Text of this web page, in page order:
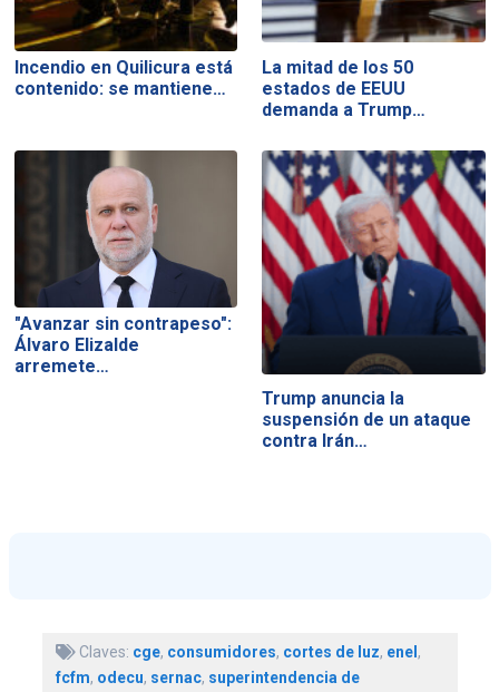
Incendio en Quilicura está
contenido: se mantiene…
La mitad de los 50
estados de EEUU
demanda a Trump…
"Avanzar sin contrapeso":
Álvaro Elizalde
arremete…
Trump anuncia la
suspensión de un ataque
contra Irán…
Claves: cge, consumidores, cortes de luz, enel,
fcfm, odecu, sernac, superintendencia de